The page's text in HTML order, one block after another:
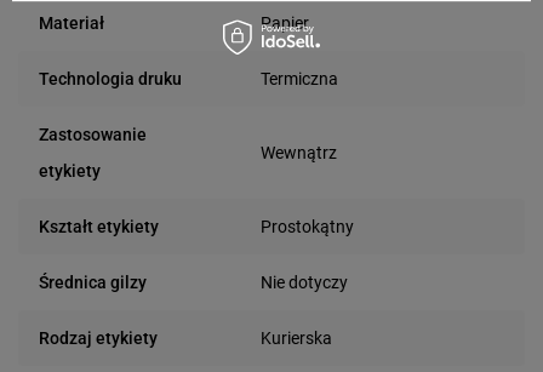
Materiał Papier
Technologia druku Termiczna
Zastosowanie
etykiety
Wewnątrz
Kształt etykiety Prostokątny
Średnica gilzy Nie dotyczy
Rodzaj etykiety Kurierska